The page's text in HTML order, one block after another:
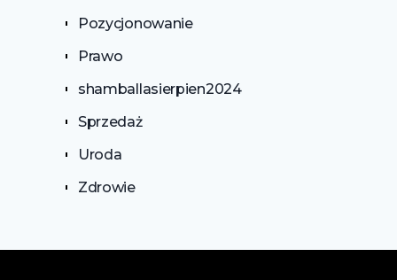
Pozycjonowanie
Prawo
shamballasierpien2024
Sprzedaż
Uroda
Zdrowie